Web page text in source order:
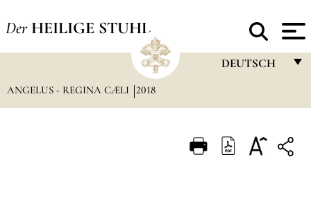
Der HEILIGE STUHL
DEUTSCH
ITALIANO
ANGELUS - REGINA CÆLI 2018